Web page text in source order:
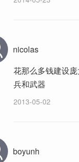
nicolas
花那么多钱建设
兵和武器
2013-05-02
boyunh